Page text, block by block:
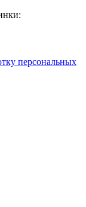
персональных